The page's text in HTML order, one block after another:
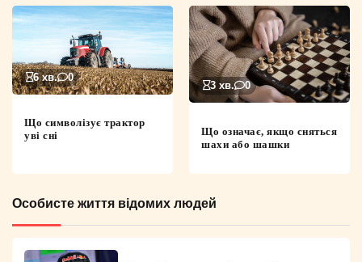
6 хв. 0
Що символізує трактор
уві сні
3 хв. 0
Що означає, якщо сняться
шахи або шашки
Особисте життя відомих людей